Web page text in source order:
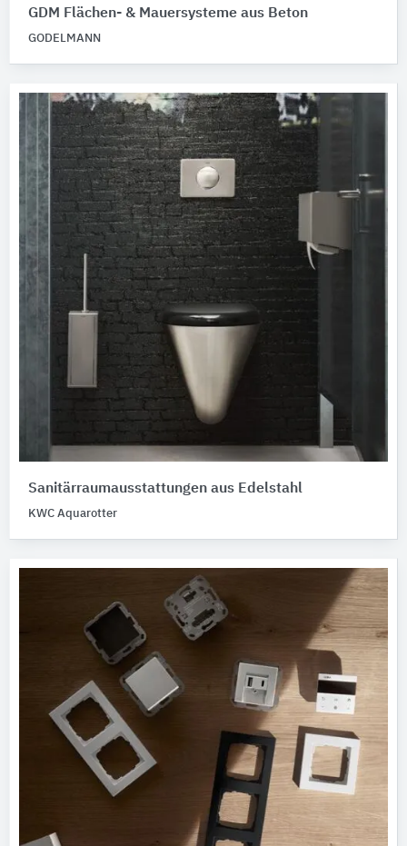
GDM Flächen- & Mauersysteme aus Beton
GODELMANN
Sanitärraumausstattungen aus Edelstahl
KWC Aquarotter